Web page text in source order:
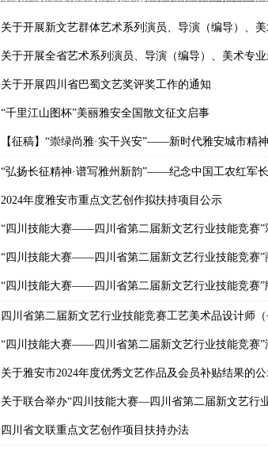
关于开展新文艺群体艺术系列演员、导演（编导）、
关于开展全省艺术系列演员、导演（编导）、美术专
关于开展四川省巴蜀文艺奖评奖工作的通知
“千里江山图杯”美丽雅安全国散文征文启事
【征稿】“崇绿尚雅·实干兴安”——新时代雅安城市精
“弘扬长征精神·谱写雅州新韵”——纪念中国工农红军
2024年度雅安市重点文艺创作拟扶持项目公示
“四川技能大赛——四川省第二届新文艺行业技能竞赛”
“四川技能大赛——四川省第二届新文艺行业技能竞赛”
“四川技能大赛——四川省第二届新文艺行业技能竞赛”
四川省第二届新文艺行业技能竞赛工艺美术品设计师
“四川技能大赛——四川省第二届新文艺行业技能竞赛”
关于雅安市2024年度优秀文艺作品及会员补贴结果的
关于联合举办“四川技能大赛—四川省第二届新文艺行
四川省文联重点文艺创作项目扶持办法